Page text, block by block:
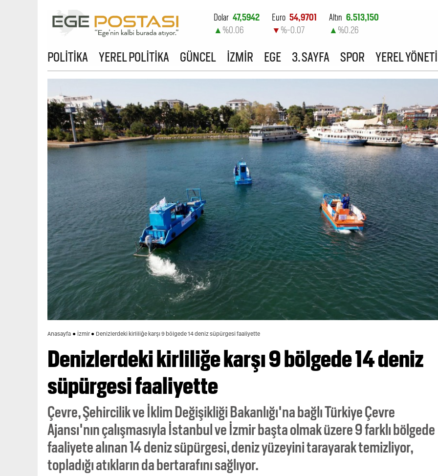
Dolar 47,5942
▲ %0.06
Euro 54,9701
▼ %-0.07
Altın 6.513,150
▲ %0.26
%0.7
POLİTİKA YEREL POLİTİKA GÜNCEL İZMİR EGE 3. SAYFA SPOR YEREL
Anasayfa İzmir Denizlerdeki kirliliğe karşı 9 bölgede 14 deniz süpürgesi faaliyette
Denizlerdeki kirliliğe karşı 9 bölgede 14 deniz
süpürgesi faaliyette
Çevre, Şehircilik ve İklim Değişikliği Bakanlığı'na bağlı Türkiye Çevre
Ajansı'nın çalışmasıyla İstanbul ve İzmir başta olmak üzere 9 farklı bölgede
faaliyete alınan 14 deniz süpürgesi, deniz yüzeyini tarayarak temizliyor,
topladığı atıkların da bertarafını sağlıyor.